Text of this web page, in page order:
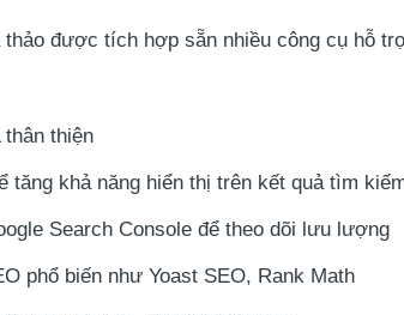
được tích hợp sẵn nhiều công cụ hỗ
thiện
tăng khả năng hiển thị trên kết quả tìm
Search Console để theo dõi lưu lượng
phổ biến như Yoast SEO, Rank Math